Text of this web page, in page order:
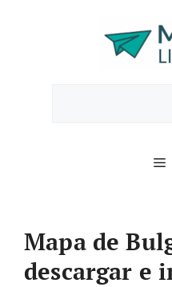
Mapa de
descargar e